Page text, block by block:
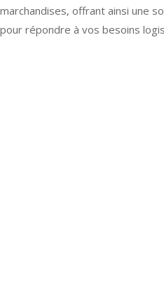
marchandises, offrant ainsi une
pour répondre à vos besoins